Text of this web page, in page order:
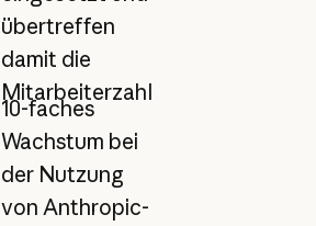
übertreffen
damit die
Mitarbeiterzahl
10-faches
Wachstum bei
der Nutzung
von Anthropic-